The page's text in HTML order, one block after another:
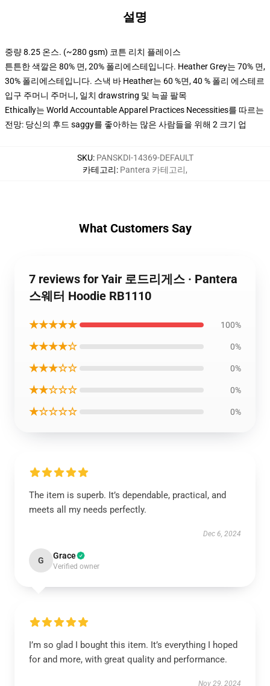
설명
중량 8.25 온스. (~280 gsm) 코튼 리치 플레이스
튼튼한 색깔은 80% 면, 20% 폴리에스테입니다. Heather Grey는 70% 면,
30% 폴리에스테입니다. 스낵 바 Heather는 60 %면, 40 % 폴리 에스테르
입구 주머니 주머니, 일치 drawstring 및 늑골 팔목
Ethically는 World Accountable Apparel Practices Necessities를 따르는
전망: 당신의 후드 saggy를 좋아하는 많은 사람들을 위해 2 크기 업
SKU: PANSKDI-14369-DEFAULT
카테고리: Pantera 카테고리,
What Customers Say
7 reviews for Yair 로드리게스 · Pantera
스웨터 Hoodie RB1110
★★★★★ 100%
★★★★☆ 0%
★★★☆☆ 0%
★★☆☆☆ 0%
★☆☆☆☆ 0%
The item is superb. It’s dependable, practical, and
meets all my needs perfectly.
Dec 6, 2024
G Grace
Verified owner
I’m so glad I bought this item. It’s everything I hoped
for and more, with great quality and performance.
Nov 29, 2024